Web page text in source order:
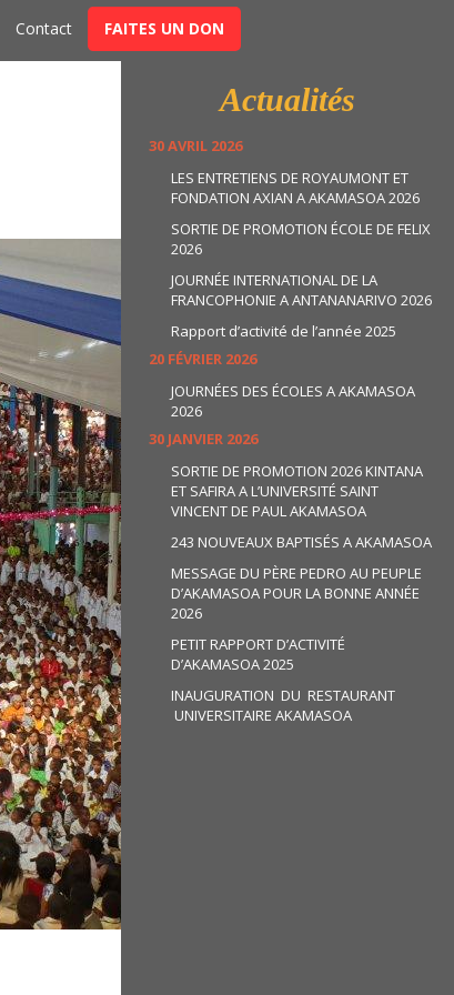
Contact FAITES UN DON
Actualités
30 AVRIL 2026
LES ENTRETIENS DE ROYAUMONT ET
FONDATION AXIAN A AKAMASOA 2026
SORTIE DE PROMOTION ÉCOLE DE FELIX
2026
JOURNÉE INTERNATIONAL DE LA
FRANCOPHONIE A ANTANANARIVO 2026
Rapport d’activité de l’année 2025
20 FÉVRIER 2026
JOURNÉES DES ÉCOLES A AKAMASOA
2026
30 JANVIER 2026
SORTIE DE PROMOTION 2026 KINTANA
ET SAFIRA A L’UNIVERSITÉ SAINT
VINCENT DE PAUL AKAMASOA
243 NOUVEAUX BAPTISÉS A AKAMASOA
MESSAGE DU PÈRE PEDRO AU PEUPLE
D’AKAMASOA POUR LA BONNE ANNÉE
2026
PETIT RAPPORT D’ACTIVITÉ
D’AKAMASOA 2025
INAUGURATION DU RESTAURANT
UNIVERSITAIRE AKAMASOA